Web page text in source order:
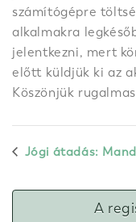
számítógépre
alkalmakra
jelentkezni, mert
előtt küldjük ki az
Köszönjük
Jógi átadás:
A